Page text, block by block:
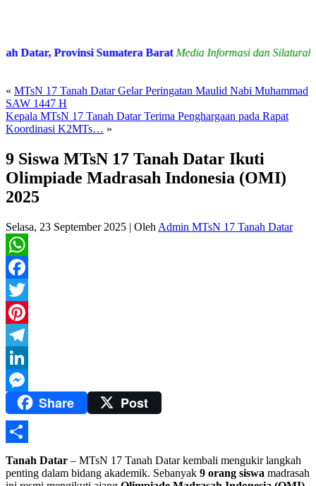
Datar, Provinsi Sumatera Barat Media Informasi dan Silaturahmi
« MTsN 17 Tanah Datar Gelar Peringatan Maulid Nabi Muhammad
SAW 1447 H
Kepala MTsN 17 Tanah Datar Terima Penghargaan pada Rapat
Koordinasi K2MTs… »
9 Siswa MTsN 17 Tanah Datar Ikuti
Olimpiade Madrasah Indonesia (OMI)
2025
Selasa, 23 September 2025 | Oleh Admin MTsN 17 Tanah Datar
WhatsApp
Facebook
Twitter
Pinterest
Telegram
LinkedIn
MessengerShare Post
Share
Tanah Datar – MTsN 17 Tanah Datar kembali mengukir langkah
penting dalam bidang akademik. Sebanyak 9 orang siswa madrasah